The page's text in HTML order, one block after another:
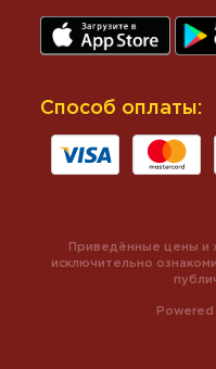
Способ оплаты:
Powered
Приведённые цены и
исключительно